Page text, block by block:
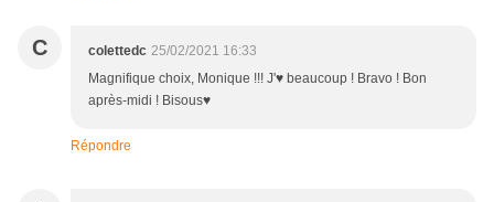
C colettedc 25/02/2021 16:33
Magnifique choix, Monique !!! J'♥ beaucoup ! Bravo ! Bon
après-midi ! Bisous♥
Répondre